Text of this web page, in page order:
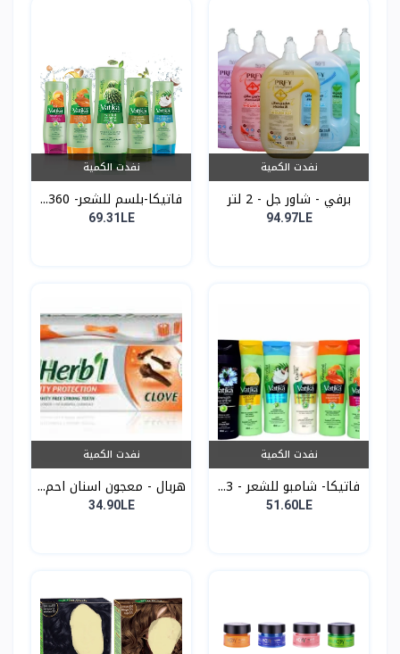
نفدت الكمية
برفي - شاور جل - 2 لتر
94.97LE
نفدت الكمية
فاتيكا-بلسم للشعر- 360...
69.31LE
نفدت الكمية
فاتيكا- شامبو للشعر - 3...
51.60LE
نفدت الكمية
هربال - معجون اسنان احم...
34.90LE